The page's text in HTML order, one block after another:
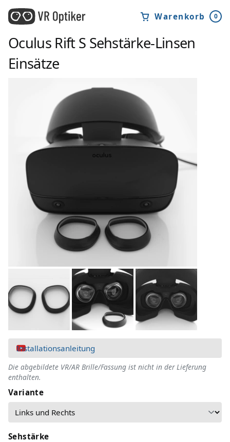
Warenkorb 0
Oculus Rift S Sehstärke-Linsen
Einsätze
Installationsanleitung
Die abgebildete VR/AR Brille/Fassung ist nicht in der Lieferung
enthalten.
Variante
Sehstärke